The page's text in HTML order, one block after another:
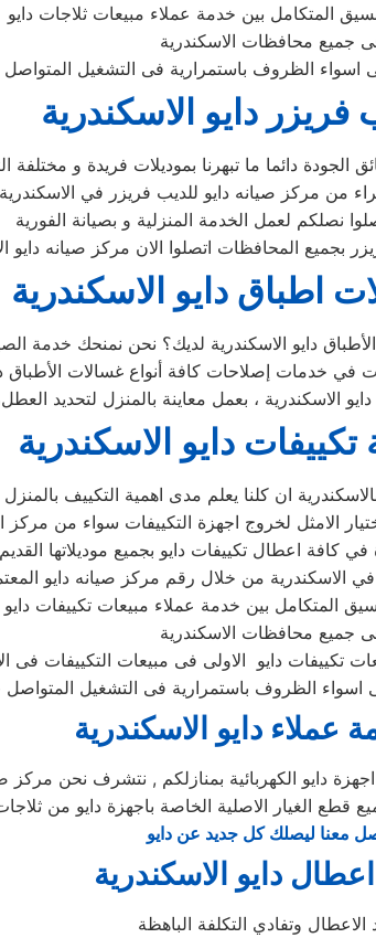
المتكامل بين خدمة عملاء مبيعات ثلاجات
فريزر دايو الاسكندرية
اطباق دايو الاسكندرية
الاسكندرية ، بعمل معاينة بالمنزل لتحديد
دايو الاسكندرية
المتكامل بين خدمة عملاء مبيعات تكييفات
عملاء دايو الاسكندرية
دايو الكهربائية بمنازلكم , نتشرف نحن مركز
قطع الغيار الاصلية الخاصة باجهزة دايو من
معنا ليصلك كل جديد عن دايو
دايو الاسكندرية
الاعطال وتفادي التكلفة الباهظة